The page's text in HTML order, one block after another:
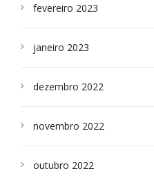
fevereiro 2023
janeiro 2023
dezembro 2022
novembro 2022
outubro 2022